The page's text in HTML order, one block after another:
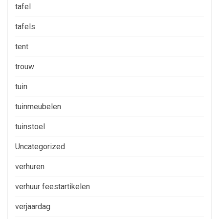
tafel
tafels
tent
trouw
tuin
tuinmeubelen
tuinstoel
Uncategorized
verhuren
verhuur feestartikelen
verjaardag